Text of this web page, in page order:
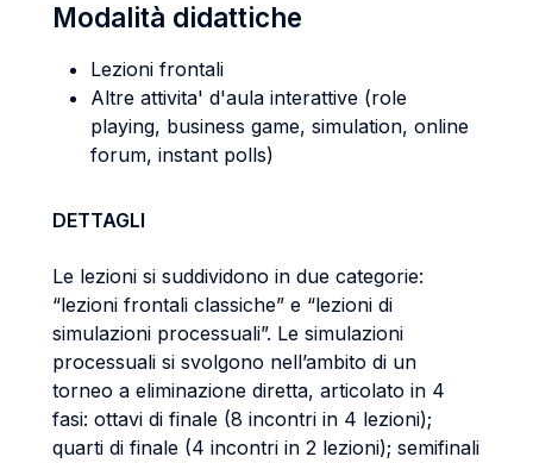
Modalità didattiche
Lezioni frontali
Altre attivita' d'aula interattive (role
playing, business game, simulation, online
forum, instant polls)
DETTAGLI
Le lezioni si suddividono in due categorie:
“lezioni frontali classiche” e “lezioni di
simulazioni processuali”. Le simulazioni
processuali si svolgono nell’ambito di un
torneo a eliminazione diretta, articolato in 4
fasi: ottavi di finale (8 incontri in 4 lezioni);
quarti di finale (4 incontri in 2 lezioni); semifinali